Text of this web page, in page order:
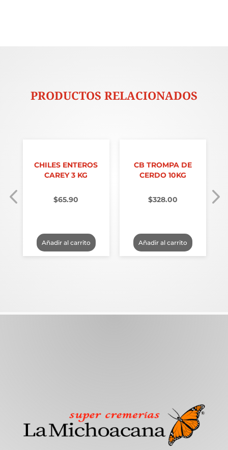
PRODUCTOS RELACIONADOS
CHILES ENTEROS
CAREY 3 KG
$65.90
Añadir al carrito
CB TROMPA DE
CERDO 10KG
$328.00
Añadir al carrito